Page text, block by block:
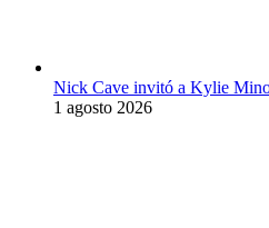
Nick Cave invitó a Kylie
1 agosto 2026